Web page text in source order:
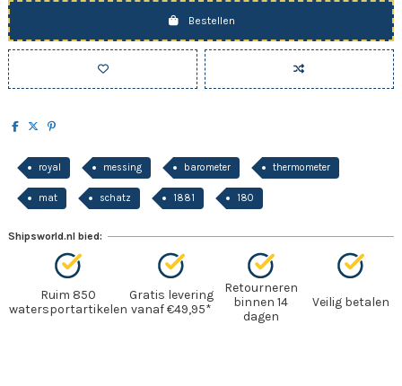
Bestellen
royal messing barometer thermometer
mat schatz 1881 180
Shipsworld.nl bied:
Ruim 850
watersportartikelen
Gratis levering
vanaf €49,95*
Retourneren
binnen 14
dagen
Veilig betalen